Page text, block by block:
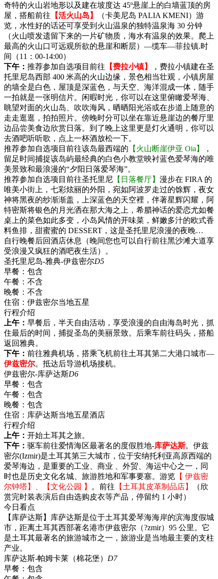
奇特的火山岩地形以及建在坡度达 45º悬崖上的白墙蓝顶的房
屋，搭船前往 【活火山岛】
（卡美尼岛 PALIA KMENI）游
览，水性好的话还可享受到火山温泉的独特温泉海 30 分钟
（火山喷发遗留下来的一片矿物质，海水有温泉的效果。爬上
最高的火山口可远观所欲的悬崖和断层）—缆车—菲拉镇.时
间（11：00-14:00）
下午： 推荐参加自选项目前往 【费拉小镇】
，费拉小镇建在圣
托里尼岛西部 400 米高的火山边缘，景色相当壮观，小镇房屋
的墙全是白色，屋顶是深蓝色，与天空、海洋混成一体，随手
一拍就是一张明信片。闲暇时光，你可以在这里俯瞰爱琴海、
眺望对面的火山岛、吹吹海风，晒晒阳光浴或在步道上随意的
走走逛逛，拍拍照片。傍晚时分可以坐在靠近悬崖边的餐厅里
边品尝美食边欣赏日落。到了晚上这里更是灯火通明，你可以
去酒吧听听歌，点上一杯酒放松一下。
推荐参加自选项目前往该岛最西端的 【火山断崖伊亚 Oia】
，
留足时间捕捉该岛屿最经典的白色小教堂映衬蓝色爱琴海的唯
美景致和最浪漫的“夕阳日落爱琴海”。
推荐参加自选项目前往圣托里尼 【日落餐厅】 漫步在 FIRA 的
唯美小街上，七彩炫丽的外阳，宛如阿波罗走过的馀辉，夜女
神将黑夜的纱渐渐盖，上深蓝色的天空裡，伴著星辉闪耀，阿
特密斯将银色的月光洒在那大海之上，希腊神话的爱恋尤如餐
桌上的菜色如此多变，小岛风情的开味菜，鲜嫩多汁的欧式香
料鱼排，甜蜜蜜的 DESSERT，这是圣托里尼浪漫的夜晚…
自行晚餐后回酒店休息（晚间您也可以自行前往黑沙滩大道享
受浪漫又疯狂的酒吧夜生活）。
圣托里尼岛-雅典-伊兹密尔D5
早餐： 包含
午餐： 不含
晚餐： 不含
住宿： 伊兹密尔当地五星
行程介绍
上午： 早餐后，半天自由活动，享受浪漫的自由海岛时光，抓
住最后的时间，捕捉圣岛的美丽景致。后乘车前往码头，搭船
返回雅典。
下午： 前往雅典机场，搭乘飞机前往土耳其第二大港口城市—
伊兹密尔。抵达后导游机场接机。
伊兹密尔-库萨达斯D6
早餐： 包含
午餐： 包含
晚餐： 包含
住宿： 库萨达斯当地五星酒店
行程介绍
上午： 开始土耳其之旅。
下午： 驱车前往爱情海区最著名的度假胜地-库萨达斯。伊兹
密尔(Izmir)是土耳其第三大城市，位于安纳托利亚高原西端的
爱琴海边，是重要的工业、商业 、外贸、海运中心之一，同
时也是历史文化名城、旅游胜地和军事要塞。游览 【 伊兹密
尔钟塔】、【文化公园 】
。前往 【土耳其皮革制品店】
（欣
赏完时装表演后自由选购皮衣等产品，停留约 1 小时）
今日看点
【库萨达斯】库萨达斯是位于土耳其爱琴海海岸的滨海度假城
市，距离土耳其西部著名港市伊兹密尔（?zmir）95 公里。它
是土耳其最著名的旅游城市之一，旅游业是当地最主要的支柱
产业。
库萨达斯-帕姆卡莱（棉花堡） D7
早餐： 包含